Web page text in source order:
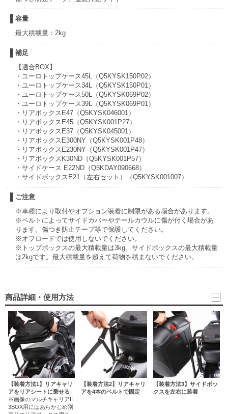
容量
最大積載量：2kg
補足
【適合BOX】
・ユーロトップケース45L（Q5KYSK150P02）
・ユーロトップケース34L（Q5KYSK150P01）
・ユーロトップケース50L（Q5KYSK069P02）
・ユーロトップケース39L（Q5KYSK069P01）
・リアボックスE47（Q5KYSK046001）
・リアボックスE45（Q5KYSK001P27）
・リアボックスE37（Q5KYSK045001）
・リアボックスE300NY（Q5KYSK001P48）
・リアボックスE230NY（Q5KYSK001P47）
・リアボックスK30ND（Q5KYSK001P57）
・サイドケース E22ND（Q5KDAY090668）
・サイドボックスE21（左右セット）（Q5KYSK001007）
ご注意
※車種により取付やオプション装着に制限がある場合があります。
※ベルトによってサイドカバーやテールカウルに傷が付く場合があ
ります。傷つき防止テープ等で保護してください。
※オフロードでは使用しないでください。
※トップボックスの最大積載量は3kg、サイドボックスの最大積載量
は2kgです。最大積載量を超えて荷物を積まないでください。
商品詳細・使用方法
【装着方法1】リアキャリ
アをリアシートに乗せる
※画像のマルチキャリアII
3BOX用にはあらかじめ別
【装着方法2】リアキャリ
アを4本のベルトで固定
【装着方法3】サイドボッ
クスを左右に装着